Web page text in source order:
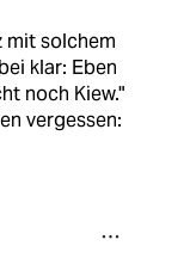
mit solchem
klar: Eben
noch Kiew."
vergessen: